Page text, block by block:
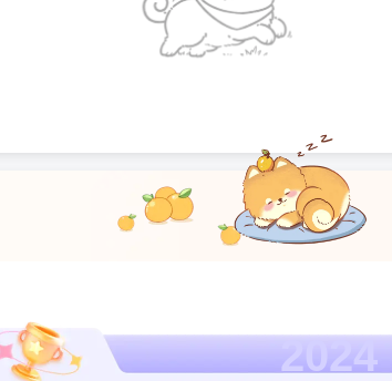
2024